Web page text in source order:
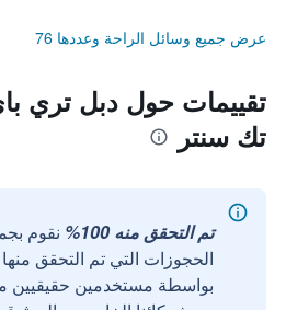
عرض جميع وسائل الراحة وعددها 76
تقييمات حول دبل تري
تك سنتر
تم التحقق منه 100%
نقوم
الحجوزات التي تم التحقق